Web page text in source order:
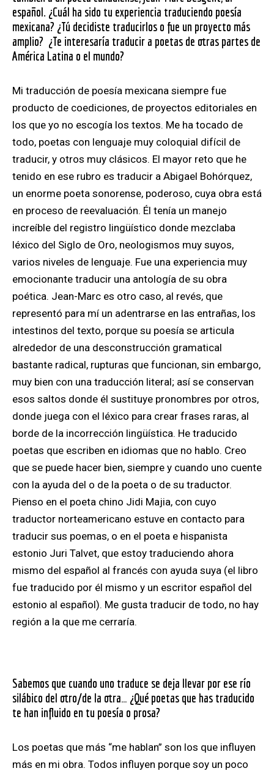
español. ¿Cuál ha sido tu experiencia traduciendo poesía
mexicana? ¿Tú decidiste traducirlos o fue un proyecto más
amplio? ¿Te interesaría traducir a poetas de otras partes de
América Latina o el mundo?
Mi traducción de poesía mexicana siempre fue
producto de coediciones, de proyectos editoriales en
los que yo no escogía los textos. Me ha tocado de
todo, poetas con lenguaje muy coloquial difícil de
traducir, y otros muy clásicos. El mayor reto que he
tenido en ese rubro es traducir a Abigael Bohórquez,
un enorme poeta sonorense, poderoso, cuya obra está
en proceso de reevaluación. Él tenía un manejo
increíble del registro lingüístico donde mezclaba
léxico del Siglo de Oro, neologismos muy suyos,
varios niveles de lenguaje. Fue una experiencia muy
emocionante traducir una antología de su obra
poética. Jean-Marc es otro caso, al revés, que
representó para mí un adentrarse en las entrañas, los
intestinos del texto, porque su poesía se articula
alrededor de una desconstrucción gramatical
bastante radical, rupturas que funcionan, sin embargo,
muy bien con una traducción literal; así se conservan
esos saltos donde él sustituye pronombres por otros,
donde juega con el léxico para crear frases raras, al
borde de la incorrección lingüística. He traducido
poetas que escriben en idiomas que no hablo. Creo
que se puede hacer bien, siempre y cuando uno cuente
con la ayuda del o de la poeta o de su traductor.
Pienso en el poeta chino Jidi Majia, con cuyo
traductor norteamericano estuve en contacto para
traducir sus poemas, o en el poeta e hispanista
estonio Juri Talvet, que estoy traduciendo ahora
mismo del español al francés con ayuda suya (el libro
fue traducido por él mismo y un escritor español del
estonio al español). Me gusta traducir de todo, no hay
región a la que me cerraría.
Sabemos que cuando uno traduce se deja llevar por ese río
silábico del otro/de la otra… ¿Qué poetas que has traducido
te han influido en tu poesía o prosa?
Los poetas que más “me hablan” son los que influyen
más en mi obra. Todos influyen porque soy un poco